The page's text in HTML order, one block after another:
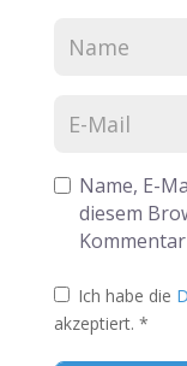
Name, E-
diesem
Ich habe die
akzeptiert. *